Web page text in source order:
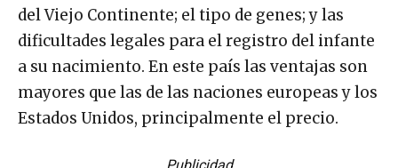
del Viejo Continente; el tipo de genes; y las
dificultades legales para el registro del infante
a su nacimiento. En este país las ventajas son
mayores que las de las naciones europeas y los
Estados Unidos, principalmente el precio.
Publicidad